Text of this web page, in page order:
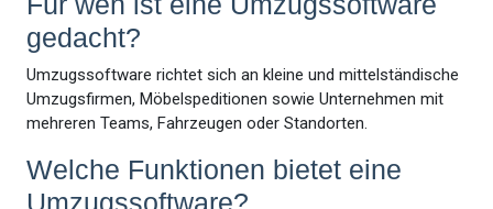
gedacht?
Umzugssoftware richtet sich an kleine und mittelständische
Umzugsfirmen, Möbelspeditionen sowie Unternehmen mit
mehreren Teams, Fahrzeugen oder Standorten.
Welche Funktionen bietet eine
Umzugssoftware?